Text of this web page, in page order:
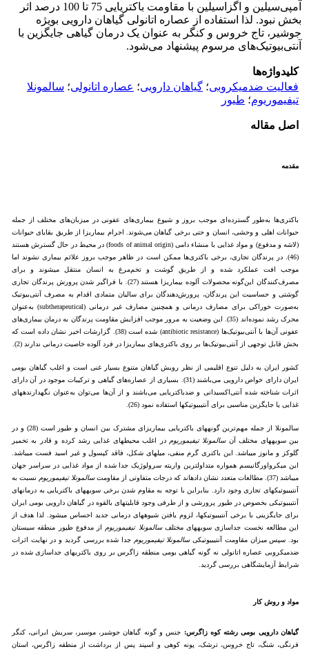
آمپی‌سیلین و اگزاسیلین با مقاومت باکتریایی 75 تا 100 درصد اثر
بخش نبود. لذا استفاده از عصاره اتانولی گیاهان دارویی بویژه
جوشیر، تاج خروس و کنگر به عنوان یک درمان گیاهی جایگزین با
آنتی‌بیوتیک‌های مرسوم پیشنهاد می‌شود.
کلیدواژه‌ها
فعالیت ضدمیکروبی؛ گیاهان دارویی؛ عصاره اتانولی؛ سالمونلا
تیفیموریوم؛ طیور
اصل مقاله
مقدمه
باکتری‌ها به‌طور گسترده‌ای موجب بروز و شیوع بیماری‌های عفونی در میزبان‌های مختلف از جمله
حیوانات اهلی و وحشی، انسان و حتی برخی گیاهان می‌شوند. اجرام بیماریزا از طریق بقایای حیوانات
(لاشه و مدفوع) و مواد غذایی با منشاء دامی (foods of animal origin) در محیط در حال گسترش هستند
(46). در پرندگان تجاری، برخی باکتری‌ها ممکن است در ظاهر موجب بروز علائم بیماری نشوند اما
موجب افت عملکرد شده و از طریق گوشت و تخم‌مرغ به انسان منتقل می­شوند و برای
مصرف‌کنندگان این‌گونه محصولات آلوده بیماریزا هستند (27). با فراگیر شدن پرورش پرندگان تجاری
گوشتی و حساسیت این پرندگان، پرورش‌دهندگان برای سالیان متمادی اقدام به مصرف آنتی‌بیوتیک
به‌صورت خوراکی برای مصارف درمانی و همچنین مصارف غیر درمانی (subtherapeutical) به‌عنوان
محرک رشد نموده‌اند (35). این وضعیت به مرور موجب افزایش مقاومت پرندگان به درمان بیماری‌های
عفونی آن‌ها با آنتی‌بیوتیک‌ها (antibiotic resistance) شده است (38). گزارشات اخیر نشان داده است که
بخش قابل توجهی از آنتی‌بیوتیک‌ها بر روی باکتری‌های بیماریزا در فرد آلوده خاصیت درمانی ندارند (2).
کشور ایران به دلیل تنوع اقلیمی از نظر رویش گیاهان متنوع بسیار غنی است و اغلب گیاهان بومی
ایران دارای خواص دارویی می‌باشند (31). بسیاری از عصاره‌های گیاهی و ترکیبات موجود در آن دارای
اثرات شناخته شده آنتی‌اکسیدانی و ضدباکتریایی می‌باشند و از آن‌ها می‌توان به‌عنوان نگهدارنده­های
غذایی یا جایگزین مناسبی برای آنتی­بیوتیک­ها استفاده نمود (26).
سالمونلا از جمله مهم‌ترین گونه­های باکتریایی بیماریزای مشترک بین انسان و طیور است (28) و در
بین سویه­های مختلف آنسالمونلا تیفی­موریوم در اغلب محیط­های غذایی رشد کرده و قادر به تخمیر
گلوکز و مانوز می­باشد. این باکتری گرم منفی، میله­ای شکل، فاقد کپسول و غیر اسید فست می­باشد.
این میکرواورگانیسم همواره متداول­ترین واریته سرولوژیک جدا شده از مواد غذایی در سراسر جهان
می­باشد (37). مطالعات متعدد نشان داده­اند که درجات متفاوتی از مقاومت
سالمونلا تیفی­موریوم نسبت به
آنتی­بیوتیک­های تجاری وجود دارد. بنابراین با توجه به مقاوم شدن برخی سویه­های باکتریایی به درمان­های
آنتی­بیوتیکی بخصوص در طیور پرورشی و از طرفی وجود قابلیت­های بالقوه در گیاهان دارویی بومی ایران
برای جایگزینی با برخی آنتی­بیوتیک­ها، لزوم یافتن شیوه­های درمانی جدید احساس می­شود. لذا هدف از
این مطالعه نخست جداسازی سویه­های مختلفسالمونلا ­تیفی­موریوم از مدفوع طیور منطقه سیستان
بود. سپس میزان مقاومت آنتی­بیوتیکیسالمونلا تیفی­موریوم جدا شده بررسی گردید و در نهایت اثرات
ضدمیکروبی عصاره اتانولی نه گونه گیاهی بومی منطقه زاگرس بر روی باکتری­های جداسازی شده در
شرایط آزمایشگاهی بررسی گردید.
مواد و روش ­کار
گیاهان دارویی بومی رشته کوه زاگرس: جنس و گونه گیاهان جوشیر، موسیر، سریش ایرانی، کنگر
فرنگی، شنگ، تاج خروس، ترشک، پونه کوهی و اسپند پس از برداشت از منطقه زاگرس، استان